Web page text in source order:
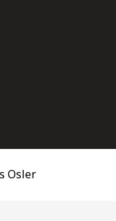
Osler